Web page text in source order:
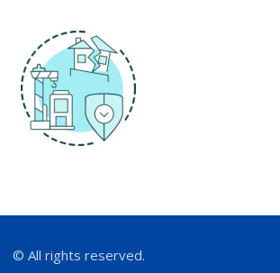
© All rights reserved.